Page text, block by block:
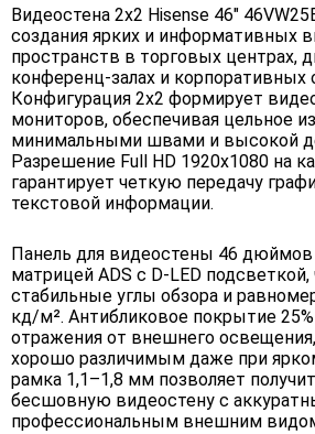
Видеостена 2х2 Hisense 46"
создания ярких и информативных
пространств в торговых центрах,
конференц-залах и корпоративных
Конфигурация 2x2 формирует
мониторов, обеспечивая цельное
минимальными швами и высокой
Разрешение Full HD 1920x1080 на
гарантирует четкую передачу
текстовой информации.
Панель для видеостены 46
матрицей ADS с D-LED
стабильные углы обзора и
кд/м². Антибликовое покрытие
отражения от внешнего
хорошо различимым даже при
рамка 1,1–1,8 мм позволяет
бесшовную видеостену с
профессиональным внешним